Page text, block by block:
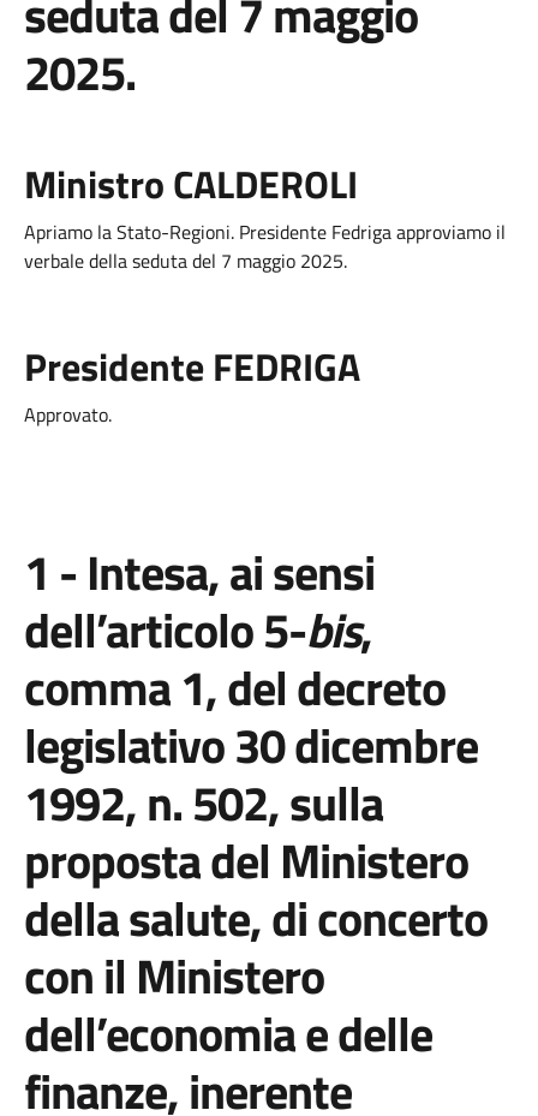
seduta del 7 maggio
2025.
Ministro CALDEROLI
Apriamo la Stato-Regioni. Presidente Fedriga approviamo il
verbale della seduta del 7 maggio 2025.
Presidente FEDRIGA
Approvato.
1 - Intesa, ai sensi
dell’articolo 5-bis,
comma 1, del decreto
legislativo 30 dicembre
1992, n. 502, sulla
proposta del Ministero
della salute, di concerto
con il Ministero
dell’economia e delle
finanze, inerente